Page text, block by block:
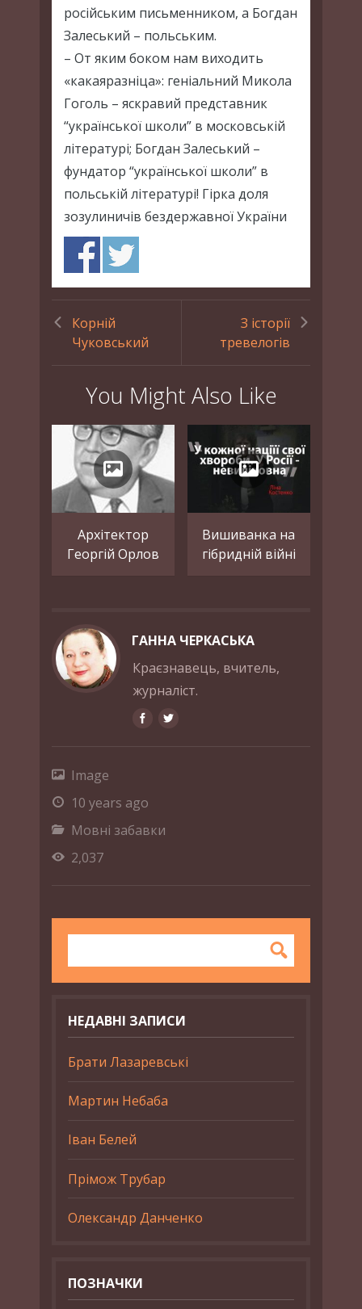
російським письменником, а Богдан
Залеський – польським.
– От яким боком нам виходить
«какаяразніца»: геніальний Микола
Гоголь – яскравий представник
“української школи” в московській
літературі; Богдан Залеський –
фундатор “української школи” в
польській літературі! Гірка доля
зозулиничів бездержавної України
Корній
Чуковський
З історії
тревелогів
You Might Also Like
Архітектор
Георгій Орлов
Вишиванка на
гібридній війні
ГАННА ЧЕРКАСЬКА
Краєзнавець, вчитель,
журналіст.
Image
10 years ago
Мовні забавки
2,037
НЕДАВНІ ЗАПИСИ
Брати Лазаревські
Мартин Небаба
Іван Белей
Прімож Трубар
Олександр Данченко
ПОЗНАЧКИ